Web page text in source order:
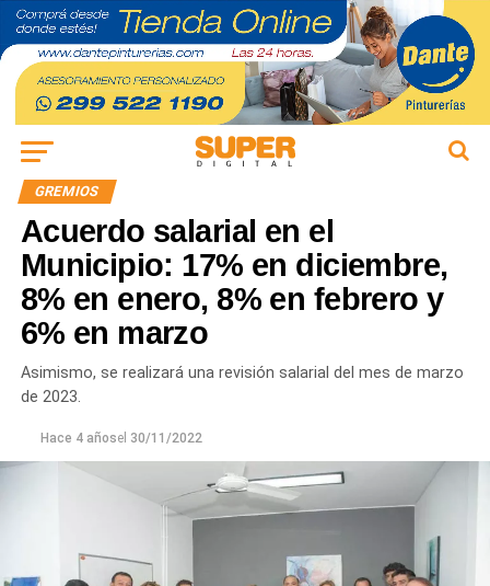
GREMIOS
Acuerdo salarial en el
Municipio: 17% en diciembre,
8% en enero, 8% en febrero y
6% en marzo
Asimismo, se realizará una revisión salarial del mes de marzo
de 2023.
Hace 4 añosel 30/11/2022